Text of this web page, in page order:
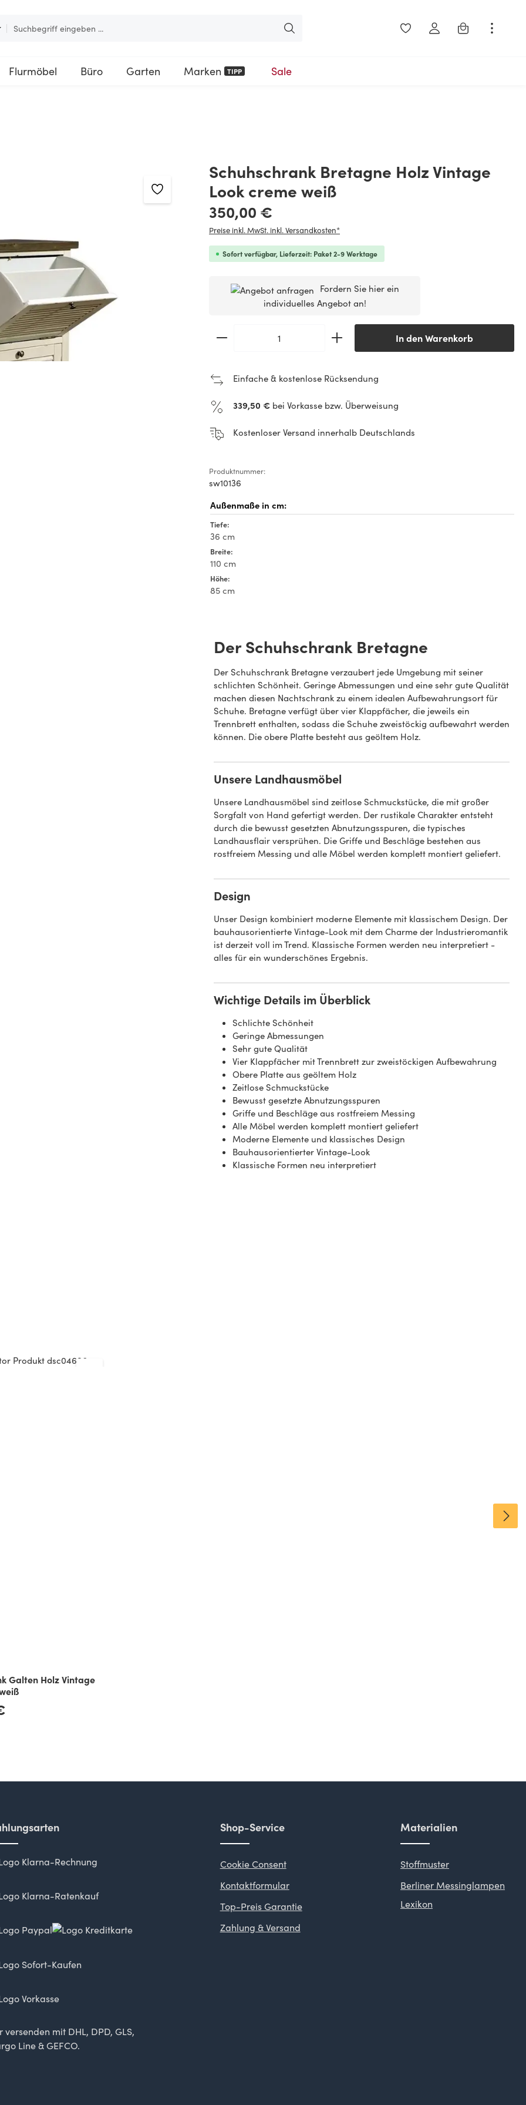
Warenkorb
Flurmöbel Büro Garten Marken TIPP Sale
Schuhschrank Bretagne Holz Vintage
Look creme weiß
Regulärer Preis:
350,00 €
Preise inkl. MwSt. inkl. Versandkosten*
Sofort verfügbar, Lieferzeit: Paket 2-9 Werktage
Fordern Sie hier ein
individuelles Angebot an!
Produkt Anzahl: Gib den gewünschten Wert
In den Warenkorb
Einfache & kostenlose Rücksendung
339,50 € bei Vorkasse bzw. Überweisung
Kostenloser Versand innerhalb Deutschlands
Produktnummer:
sw10136
Tiefe:
36 cm
Breite:
110 cm
Höhe:
85 cm
Der Schuhschrank Bretagne
Der Schuhschrank Bretagne verzaubert jede Umgebung mit seiner
schlichten Schönheit. Geringe Abmessungen und eine sehr gute Qualität
machen diesen Nachtschrank zu einem idealen Aufbewahrungsort für
Schuhe. Bretagne verfügt über vier Klappfächer, die jeweils ein
Trennbrett enthalten, sodass die Schuhe zweistöckig aufbewahrt werden
können. Die obere Platte besteht aus geöltem Holz.
Unsere Landhausmöbel
Unsere Landhausmöbel sind zeitlose Schmuckstücke, die mit großer
Sorgfalt von Hand gefertigt werden. Der rustikale Charakter entsteht
durch die bewusst gesetzten Abnutzungsspuren, die typisches
Landhausflair versprühen. Die Griffe und Beschläge bestehen aus
rostfreiem Messing und alle Möbel werden komplett montiert geliefert.
Design
Unser Design kombiniert moderne Elemente mit klassischem Design. Der
bauhausorientierte Vintage-Look mit dem Charme der Industrieromantik
ist derzeit voll im Trend. Klassische Formen werden neu interpretiert -
alles für ein wunderschönes Ergebnis.
Wichtige Details im Überblick
Schlichte Schönheit
Geringe Abmessungen
Sehr gute Qualität
Vier Klappfächer mit Trennbrett zur zweistöckigen Aufbewahrung
Obere Platte aus geöltem Holz
Zeitlose Schmuckstücke
Bewusst gesetzte Abnutzungsspuren
Griffe und Beschläge aus rostfreiem Messing
Alle Möbel werden komplett montiert geliefert
Moderne Elemente und klassisches Design
Bauhausorientierter Vintage-Look
Klassische Formen neu interpretiert
Galten Holz Vintage
versenden mit DHL, DPD, GLS,
Line & GEFCO.
Shop-Service
Cookie Consent
Kontaktformular
Top-Preis Garantie
Zahlung & Versand
Materialien
Stoffmuster
Berliner Messinglampen
Lexikon